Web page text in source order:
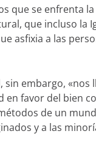
que se enfrenta
que incluso la
asfixia a las
sin embargo, «nos
en favor del bien
de un
y a las